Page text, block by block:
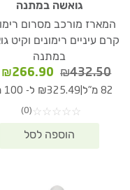
גואשה במתנה
המארז מורכב מסרום
קרם עיניים רימונים וקיט
במתנה
₪432.50
המחיר
המקורי
₪432.50.
₪266.90
82 מ"ל ₪325.49 ל- 100 מ"ל
☆
☆
☆
☆
☆
(0)